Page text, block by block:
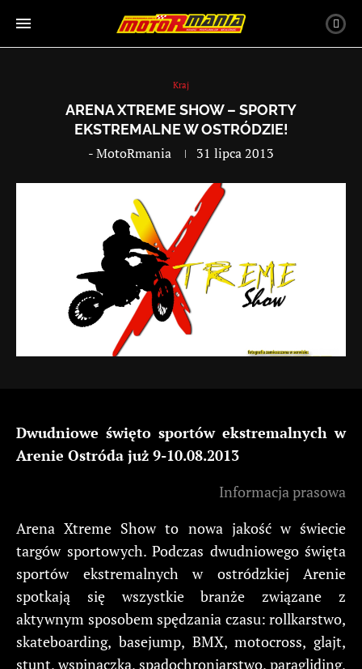
Kraj
ARENA XTREME SHOW – SPORTY
EKSTREMALNE W OSTRÓDZIE!
-MotoRmania 31 lipca 2013
Dwudniowe święto sportów ekstremalnych w
Arenie Ostróda już 9-10.08.2013
Informacja prasowa
Arena Xtreme Show to nowa jakość w świecie
targów sportowych. Podczas dwudniowego święta
sportów ekstremalnych w ostródzkiej Arenie
spotkają się wszystkie branże związane z
aktywnym sposobem spędzania czasu: rollkarstwo,
skateboarding, basejump, BMX, motocross, glajt,
stunt, wspinaczka, spadochroniarstwo, paragliding,